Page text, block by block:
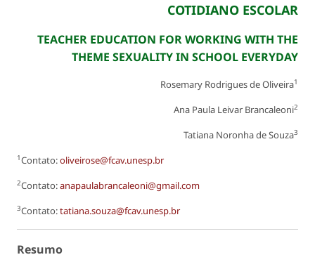
COTIDIANO ESCOLAR
TEACHER EDUCATION FOR WORKING WITH THE
THEME SEXUALITY IN SCHOOL EVERYDAY
Rosemary Rodrigues de Oliveira1
Ana Paula Leivar Brancaleoni2
Tatiana Noronha de Souza3
1Contato:oliveirose@fcav.unesp.br
2Contato:anapaulabrancaleoni@gmail.com
3Contato:tatiana.souza@fcav.unesp.br
Resumo